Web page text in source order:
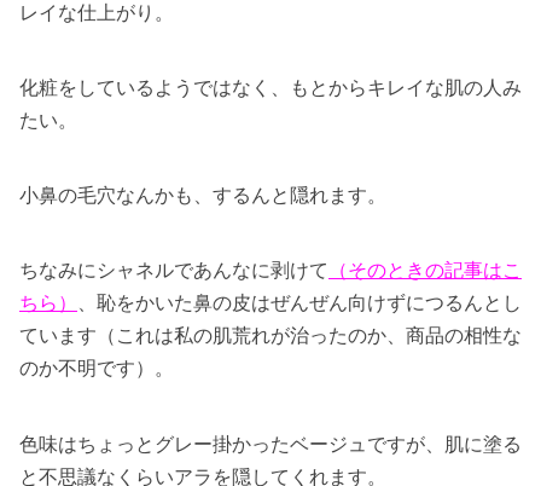
レイな仕上がり。
化粧をしているようではなく、もとからキレイな肌の人み
たい。
小鼻の毛穴なんかも、するんと隠れます。
ちなみにシャネルであんなに剥けて
（そのときの記事はこ
ちら）
、恥をかいた鼻の皮はぜんぜん向けずにつるんとし
ています（これは私の肌荒れが治ったのか、商品の相性な
のか不明です）。
色味はちょっとグレー掛かったベージュですが、肌に塗る
と不思議なくらいアラを隠してくれます。